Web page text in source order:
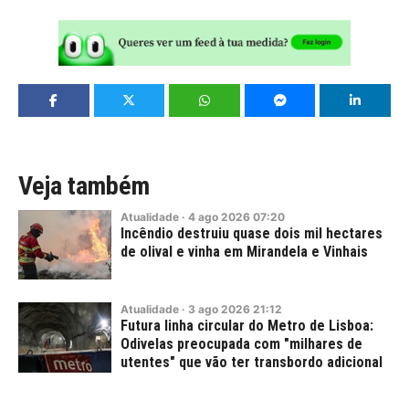
Veja também
Atualidade · 4 ago 2026 07:20
Incêndio destruiu quase dois mil hectares
de olival e vinha em Mirandela e Vinhais
Atualidade · 3 ago 2026 21:12
Futura linha circular do Metro de Lisboa:
Odivelas preocupada com "milhares de
utentes" que vão ter transbordo adicional